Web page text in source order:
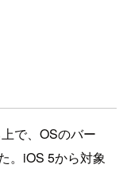
で、OSのバー
。iOS 5から対象